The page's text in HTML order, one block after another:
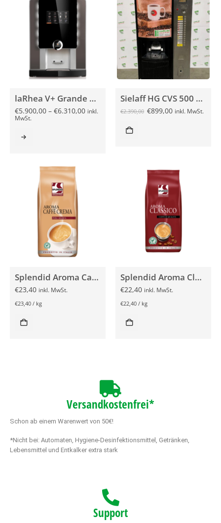
laRhea V+ Grande Premium VHO Kaffeevollautomat
€5.900,00 – €6.310,00 inkl.
MwSt.
Sielaff HG CVS 500 gebraucht
€2.390,00 €899,00 inkl. MwSt.
Splendid Aroma Caffè Crema 1000g
€23,40 inkl. MwSt.
€23,40 / kg
Splendid Aroma Classico 1000g
€22,40 inkl. MwSt.
€22,40 / kg
Versandkostenfrei*
Schon ab einem Warenwert von 50€!
*Nicht bei: Automaten, Hygiene-Desinfektionsmittel, Getränken,
Lebensmittel und Entkalker extra stark
Support